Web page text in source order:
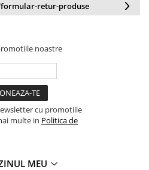
retur-produse
noastre
cu promotiile
multe in Politica de
MEU